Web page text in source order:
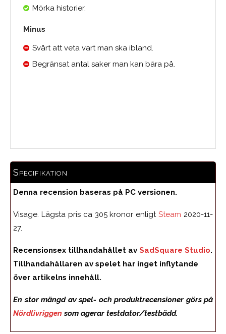
Mörka historier.
Minus
Svårt att veta vart man ska ibland.
Begränsat antal saker man kan bära på.
Specifikation
Denna recension baseras på PC versionen.
Visage. Lägsta pris ca 305 kronor enligtSteam 2020-11-
27.
Recensionsex tillhandahållet av SadSquare Studio.
Tillhandahållaren av spelet har inget inflytande
över artikelns innehåll.
En stor mängd av spel- och produktrecensioner görs på
Nördlivriggen som agerar testdator/testbädd.